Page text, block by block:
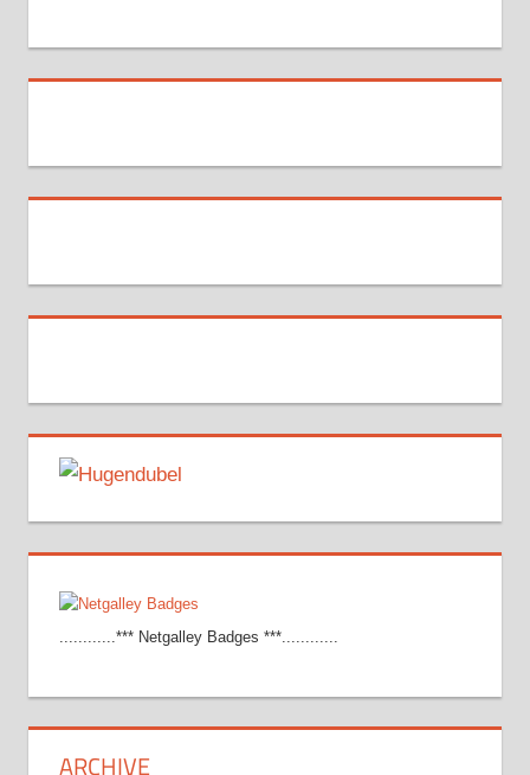
............*** Netgalley Badges ***............
ARCHIVE